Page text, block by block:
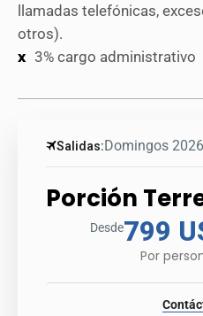
llamadas telefónicas,
otros).
3% cargo administrativo
Salidas:Domingos 2026
Porción
Desde799
Por